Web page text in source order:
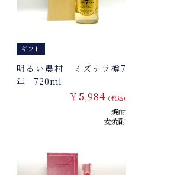
ギフト
明るい農村 ミズナラ樽7
年 720ml
￥5,984 (税込)
焼酎
麦焼酎